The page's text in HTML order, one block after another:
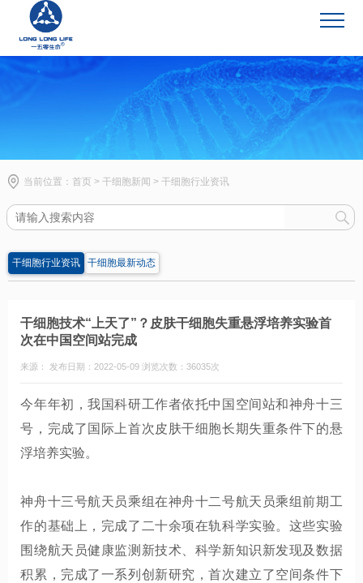
干细胞新闻
当前位置：首页 >干细胞新闻 >干细胞行业资讯
干细胞行业资讯 干细胞最新动态
干细胞技术“上天了”？皮肤干细胞失重悬浮培养实验首
次在中国空间站完成
来源： 发布日期：2022-05-09 浏览次数：36035次
今年年初，我国科研工作者依托中国空间站和神舟十三
号，完成了国际上首次皮肤干细胞长期失重条件下的悬
浮培养实验。
神舟十三号航天员乘组在神舟十二号航天员乘组前期工
作的基础上，完成了二十余项在轨科学实验。这些实验
围绕航天员健康监测新技术、科学新知识新发现及数据
积累，完成了一系列创新研究，首次建立了空间条件下